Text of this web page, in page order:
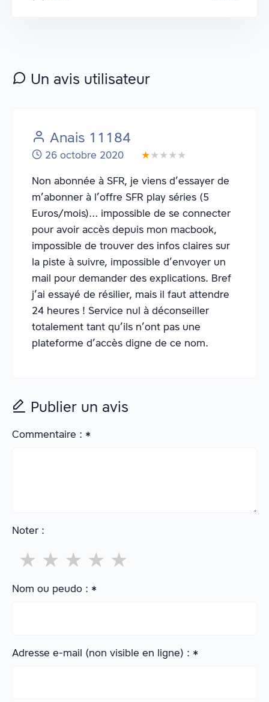
Un avis utilisateur
Anais 11184
26 octobre 2020 ★★★★★
Non abonnée à SFR, je viens d’essayer de
m’abonner à l’offre SFR play séries (5
Euros/mois)… impossible de se connecter
pour avoir accès depuis mon macbook,
impossible de trouver des infos claires sur
la piste à suivre, impossible d’envoyer un
mail pour demander des explications. Bref
j’ai essayé de résilier, mais il faut attendre
24 heures ! Service nul à déconseiller
totalement tant qu’ils n’ont pas une
plateforme d’accès digne de ce nom.
Publier un avis
Commentaire : *
Noter :
★
★
★
★
★
Nom ou peudo : *
Adresse e-mail (non visible en ligne) : *